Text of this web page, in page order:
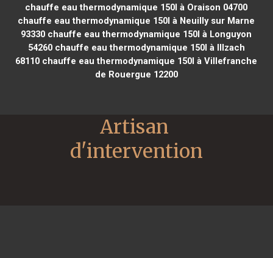
chauffe eau thermodynamique 150l à Oraison 04700
chauffe eau thermodynamique 150l à Neuilly sur Marne
93330 chauffe eau thermodynamique 150l à Longuyon
54260chauffe eau thermodynamique 150l à Illzach
68110 chauffe eau thermodynamique 150l à Villefranche
de Rouergue 12200
Artisan
d'intervention